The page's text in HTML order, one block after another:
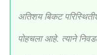
अतिशय बिकट
पोहचला आहे. त्याने